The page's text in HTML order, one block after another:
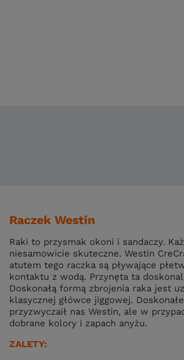
Raczek Westin
Raki to przysmak okoni i sandaczy.
niesamowicie skuteczne. Westin
atutem tego raczka są pływające
kontaktu z wodą. Przynęta ta
Doskonałą formą zbrojenia raka jest
klasycznej główce jiggowej.
przyzwyczaił nas Westin, ale w
dobrane kolory i zapach anyżu.
ZALETY: